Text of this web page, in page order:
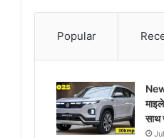
Popular
साथ